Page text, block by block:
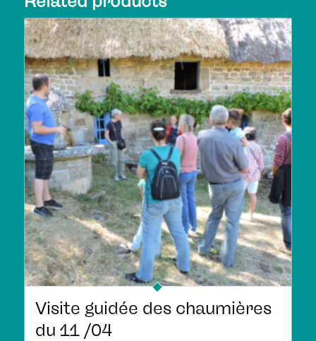
Visite guidée des chaumières
du 11 /04